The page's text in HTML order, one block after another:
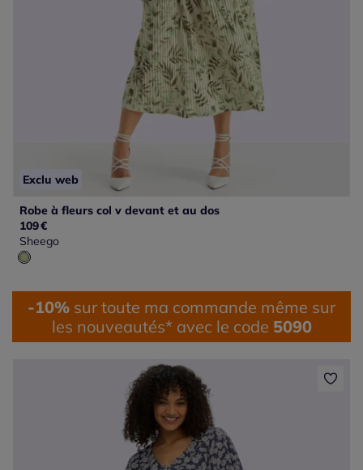
Exclu web
Robe à fleurs col v devant et au dos
109€
Sheego
-10% sur toute ma commande même sur
les nouveautés* avec le code 5090